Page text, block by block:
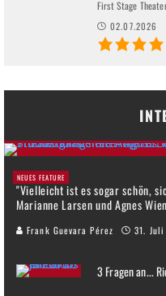
First Stage
02.07.2026
NEUES FEATURE
"Vielleicht ist es sogar schön,
Marianne Larsen und Agnes
Frank Guevara Pérez 31.
3 Fragen an...